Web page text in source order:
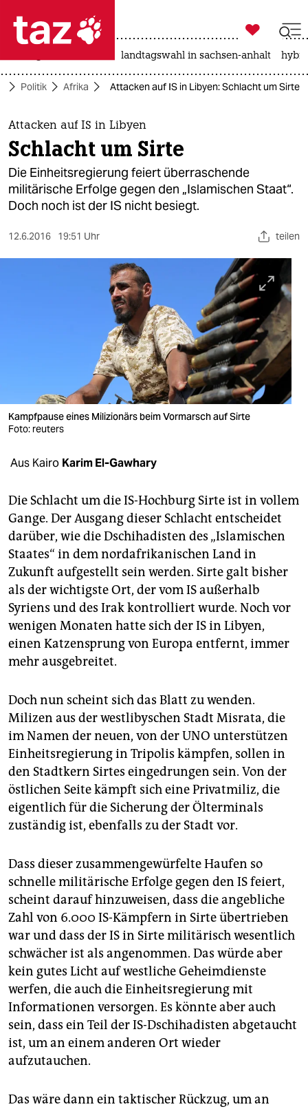
 taz zahl ich
taz zahl ich
themen
politik
öko
verlag
verlag
veranstaltungen
fragen & hilfe
unterstützen
abo
genossenschaft
epaper login

taz zahl ich
landtagswahl in sachsen-anhalt
Politik Afrika Attacken auf IS in Libyen: Schlacht um Sirte
Attacken auf IS in Libyen
Schlacht um Sirte
Die Einheitsregierung feiert überraschende
militärische Erfolge gegen den „Islamischen Staat“.
Doch noch ist der IS nicht besiegt.
12.6.2016 19:51 Uhr teilen
Kampfpause eines Milizionärs beim Vormarsch auf Sirte
Foto: reuters
Aus Kairo Karim El-Gawhary
Die Schlacht um die IS-Hochburg Sirte ist in vollem
Gange. Der Ausgang dieser Schlacht entscheidet
darüber, wie die Dschihadisten des „Islamischen
Staates“ in dem nordafrikanischen Land in
Zukunft aufgestellt sein werden. Sirte galt bisher
als der wichtigste Ort, der vom IS außerhalb
Syriens und des Irak kon­trolliert wurde. Noch vor
wenigen Monaten hatte sich der IS in Libyen,
einen Katzensprung von Europa entfernt, immer
mehr ausgebreitet.
Doch nun scheint sich das Blatt zu wenden.
Milizen aus der westlibyschen Stadt Misrata, die
im Namen der neuen, von der UNO unterstützen
Einheitsregierung in Tripolis kämpfen, sollen in
den Stadtkern Sirtes eingedrungen sein. Von der
östlichen Seite kämpft sich eine Privatmiliz, die
eigentlich für die Sicherung der Ölterminals
zuständig ist, ebenfalls zu der Stadt vor.
Dass dieser zusammengewürfelte Haufen so
schnelle militärische Erfolge gegen den IS feiert,
scheint darauf hinzuweisen, dass die angebliche
Zahl von 6.000 IS-Kämpfern in Sirte übertrieben
war und dass der IS in Sirte militärisch wesentlich
schwächer ist als angenommen. Das würde aber
kein gutes Licht auf westliche Geheimdienste
werfen, die auch die Einheitsregierung mit
Informationen versorgen. Es könnte aber auch
sein, dass ein Teil der IS-Dschihadisten abgetaucht
ist, um an einem anderen Ort wieder
aufzutauchen.
Das wäre dann ein taktischer Rückzug, um an